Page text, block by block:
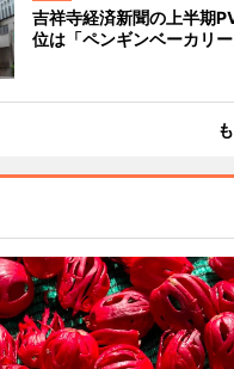
吉祥寺経済新聞の上半期
位は「ペンギンベーカリー